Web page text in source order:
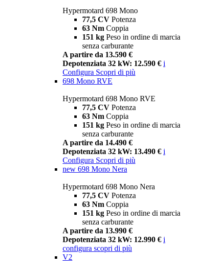
Hypermotard 698 Mono
77,5 CV Potenza
63 Nm Coppia
151 kg Peso in ordine di marcia
senza carburante
A partire da 13.590 €
Depotenziata 32 kW: 12.590 € i
Configura Scopri di più
698 Mono RVE
Hypermotard 698 Mono RVE
77,5 CV Potenza
63 Nm Coppia
151 kg Peso in ordine di marcia
senza carburante
A partire da 14.490 €
Depotenziata 32 kW: 13.490 € i
Configura Scopri di più
new 698 Mono Nera
Hypermotard 698 Mono Nera
77,5 CV Potenza
63 Nm Coppia
151 kg Peso in ordine di marcia
senza carburante
A partire da 13.990 €
Depotenziata 32 kW: 12.990 € i
configura scopri di più
V2